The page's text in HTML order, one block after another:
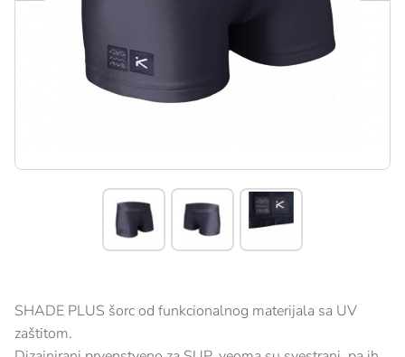
SHADE PLUS šorc od funkcionalnog materijala sa UV
zaštitom.